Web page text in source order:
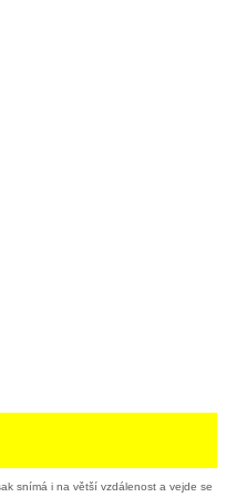
snímá i na větší vzdálenost a vejde se